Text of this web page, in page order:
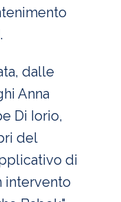
dalle
Anna
Di Iorio,
del
di
intervento